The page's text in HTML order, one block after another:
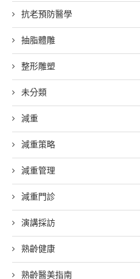
抗老預防醫學
抽脂體雕
整形雕塑
未分類
減重
減重策略
減重管理
減重門診
演講採訪
熟齡健康
熟齡醫美指南